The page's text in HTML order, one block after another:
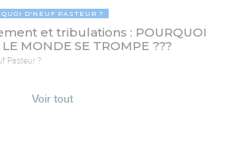
QUOI D'NEUF PASTEUR ?
et tribulations : POURQUOI
MONDE SE TROMPE ???
Pasteur ?
Voir tout